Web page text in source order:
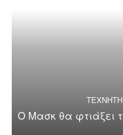
Ο Μασκ θα φτιάξει